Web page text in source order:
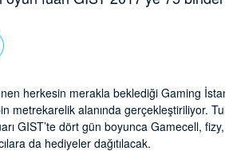
herkesin merakla beklediği Gaming
metrekarelik alanında gerçekleştiriliyor.
GIST’te dört gün boyunca Gamecell,
da hediyeler dağıtılacak.